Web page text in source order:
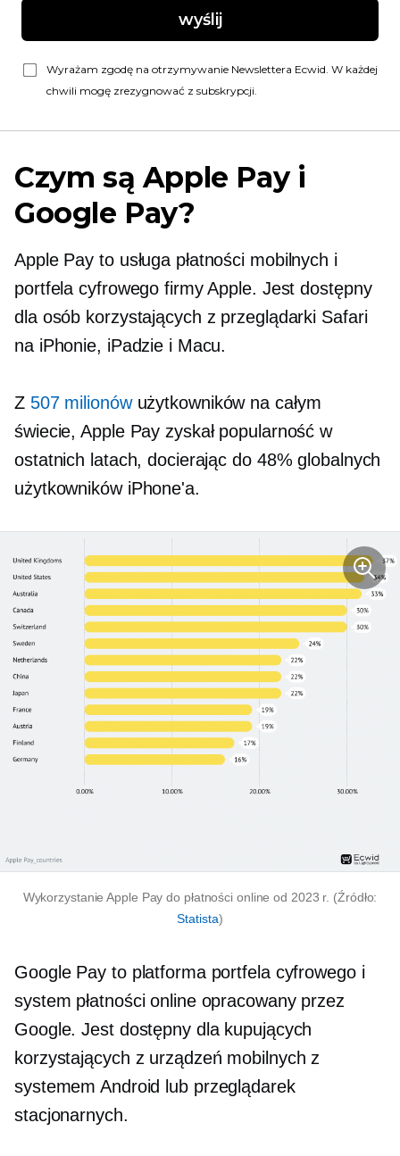
wyślij
Wyrażam zgodę na otrzymywanie Newslettera Ecwid. W każdej
chwili mogę zrezygnować z subskrypcji.
Czym są Apple Pay i
Google Pay?
Apple Pay to usługa płatności mobilnych i
portfela cyfrowego firmy Apple. Jest dostępny
dla osób korzystających z przeglądarki Safari
na iPhonie, iPadzie i Macu.
Z 507 milionówużytkowników na całym
świecie, Apple Pay zyskał popularność w
ostatnich latach, docierając do 48% globalnych
użytkowników iPhone'a.
Wykorzystanie Apple Pay do płatności online od 2023 r. (Źródło:
Statista)
Google Pay to platforma portfela cyfrowego i
system płatności online opracowany przez
Google. Jest dostępny dla kupujących
korzystających z urządzeń mobilnych z
systemem Android lub przeglądarek
stacjonarnych.